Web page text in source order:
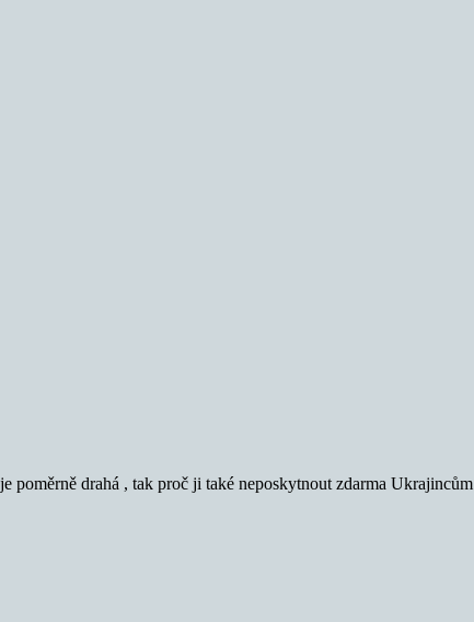
poměrně drahá , tak proč ji také neposkytnout zdarma